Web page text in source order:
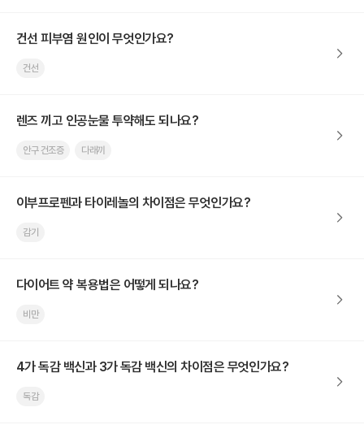
건선 피부염 원인이 무엇인가요?
건선
렌즈 끼고 인공눈물 투약해도 되나요?
안구 건조증 다래끼
이부프로펜과 타이레놀의 차이점은 무엇인가요?
감기
다이어트 약 복용법은 어떻게 되나요?
비만
4가 독감 백신과 3가 독감 백신의 차이점은 무엇인가요?
독감